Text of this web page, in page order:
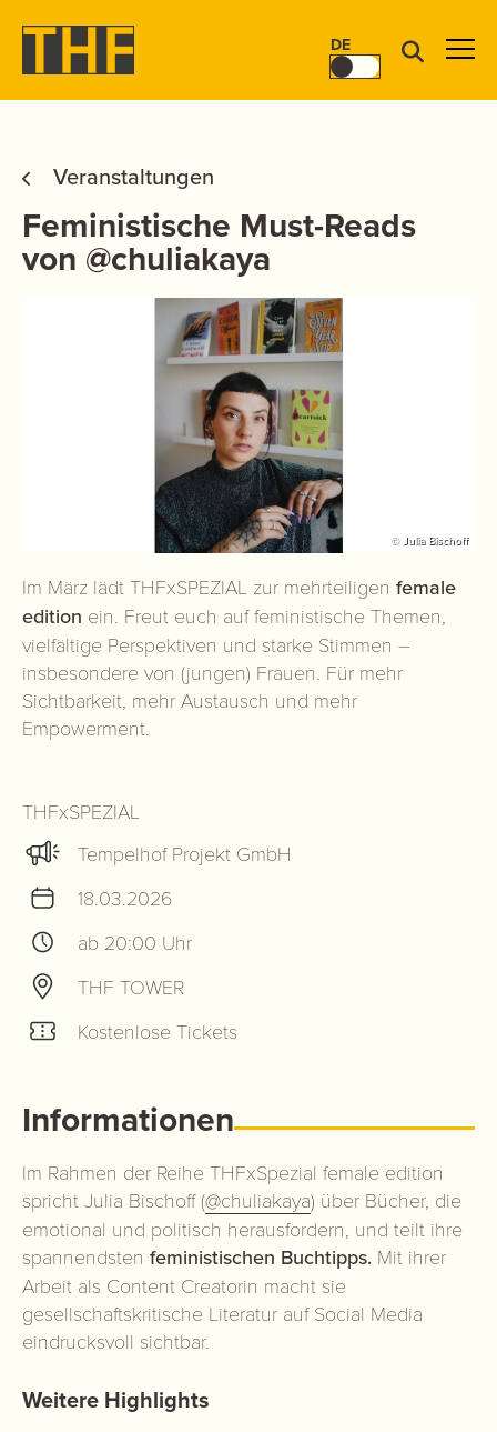
DE
Veranstaltungen
Feministische Must-Reads
von @chuliakaya
© Julia Bischoff
Im März lädt THFxSPEZIAL zur mehrteiligen female
edition ein. Freut euch auf feministische Themen,
vielfältige Perspektiven und starke Stimmen –
insbesondere von (jungen) Frauen. Für mehr
Sichtbarkeit, mehr Austausch und mehr
Empowerment.
THFxSPEZIAL
Tempelhof Projekt GmbH
18.03.2026
ab 20:00 Uhr
THF TOWER
Kostenlose Tickets
Informationen
Im Rahmen der Reihe THFxSpezial female edition
spricht Julia Bischoff (@chuliakaya) über Bücher, die
emotional und politisch herausfordern, und teilt ihre
spannendsten feministischen Buchtipps. Mit ihrer
Arbeit als Content Creatorin macht sie
gesellschaftskritische Literatur auf Social Media
eindrucksvoll sichtbar.
Weitere Highlights